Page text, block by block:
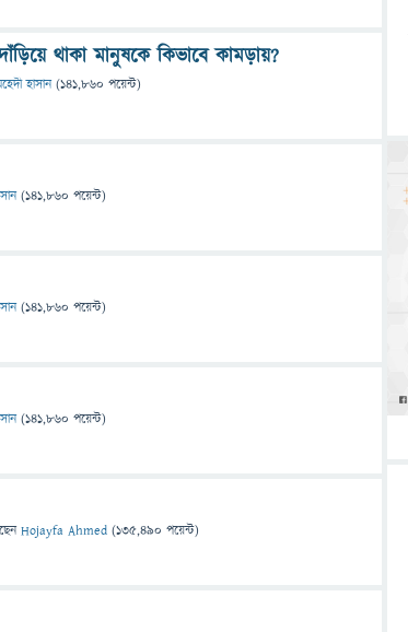
থাকা মানুষকে কিভাবে কামড়ায়?
হাসান (141,860 পয়েন্ট)
(141,860 পয়েন্ট)
(141,860 পয়েন্ট)
(141,860 পয়েন্ট)
Hojayfa Ahmed (135,490 পয়েন্ট)